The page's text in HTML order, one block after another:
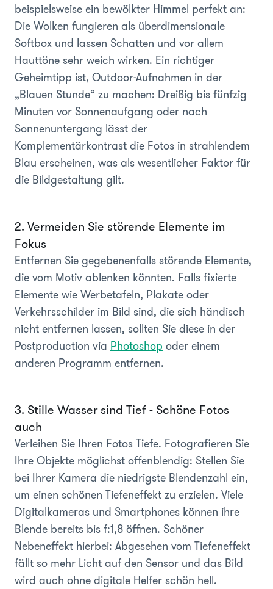
beispielsweise ein bewölkter Himmel perfekt an:
Die Wolken fungieren als überdimensionale
Softbox und lassen Schatten und vor allem
Hauttöne sehr weich wirken. Ein richtiger
Geheimtipp ist, Outdoor-Aufnahmen in der
„Blauen Stunde“ zu machen: Dreißig bis fünfzig
Minuten vor Sonnenaufgang oder nach
Sonnenuntergang lässt der
Komplementärkontrast die Fotos in strahlendem
Blau erscheinen, was als wesentlicher Faktor für
die Bildgestaltung gilt.
2. Vermeiden Sie störende Elemente im
Fokus
Entfernen Sie gegebenenfalls störende Elemente,
die vom Motiv ablenken könnten. Falls fixierte
Elemente wie Werbetafeln, Plakate oder
Verkehrsschilder im Bild sind, die sich händisch
nicht entfernen lassen, sollten Sie diese in der
Postproduction via Photoshop oder einem
anderen Programm entfernen.
3. Stille Wasser sind Tief - Schöne Fotos
auch
Verleihen Sie Ihren Fotos Tiefe. Fotografieren Sie
Ihre Objekte möglichst offenblendig: Stellen Sie
bei Ihrer Kamera die niedrigste Blendenzahl ein,
um einen schönen Tiefeneffekt zu erzielen. Viele
Digitalkameras und Smartphones können ihre
Blende bereits bis f:1,8 öffnen. Schöner
Nebeneffekt hierbei: Abgesehen vom Tiefeneffekt
fällt so mehr Licht auf den Sensor und das Bild
wird auch ohne digitale Helfer schön hell.